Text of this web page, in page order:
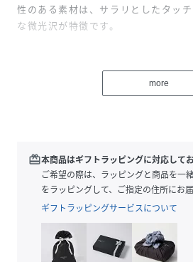
性のある素材は、サラリとしたタッ
な微光沢が特徴です。
2タックのワイドパンツは、ストレー
てます。ベルトから腰にかけた長い
ーーー
【BRILL（ブリル）】
「Briller ＝ 輝く、光る」
なにげなく過ごす毎日が、キラキラ
い。そんな想いからフランス語の
した〈BRILL〉がんばる自分も、気
more
redeem本商品はギフトラッピングに対応して
ご希望の際は、ラッピングと商品を一
をラッピングして、ご指定の住所にお届
ギフトラッピングサービスについて